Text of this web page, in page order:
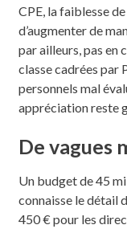
CPE, la faiblesse
d’augmenter de
par ailleurs, pas en
classe cadrées par
personnels mal
appréciation reste
De vagues
Un budget de 45
connaisse le détail
450 € pour les